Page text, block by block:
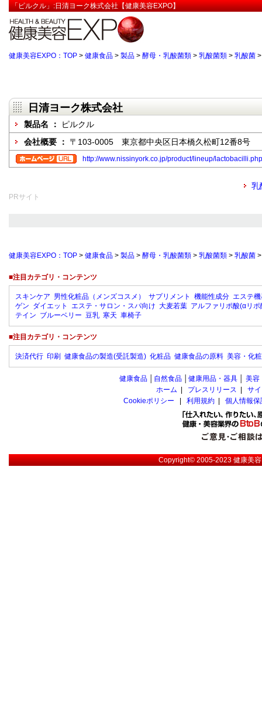
「ピルクル」:日清ヨーク株式会社【健康美容EXPO】
健康美容EXPO：TOP > 健康食品 > 製品 > 酵母・乳酸菌類 > 乳酸菌類 > 乳酸菌
日清ヨーク株式会社
製品名 ：
ピルクル
会社概要 ： 〒103-0005 東京都中央区日本橋久松町12番8号
http://www.nissinyork.co.jp/product/lineup/lactobacilli.php
乳
PRサイト
健康美容EXPO：TOP > 健康食品 > 製品 > 酵母・乳酸菌類 > 乳酸菌類 > 乳酸菌
■注目カテゴリ・コンテンツ
スキンケア 男性化粧品（メンズコスメ） サプリメント 機能性成分 エステ
ゲン ダイエット エステ・サロン・スパ向け 大麦若葉 アルファリポ酸(αリポ
テイン ブルーベリー 豆乳 寒天 車椅子
■注目カテゴリ・コンテンツ
決済代行 印刷 健康食品の製造(受託製造) 化粧品 健康食品の原料 美容・化
健康食品 自然食品 健康用品・器具 美容
ホーム
プレスリリース
サ
Cookieポリシー
利用規約 個人情報
Copyright© 2005-2023健康美